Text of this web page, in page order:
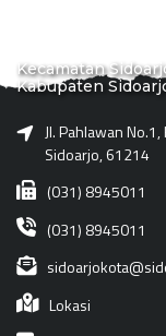
Kecamatan
Kabupaten
Jl. Pahlawan
Sidoarjo, 61214
(031) 8945011
(031) 8945011
Lokasi